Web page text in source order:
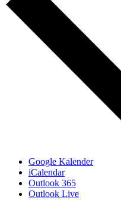
Google Kalender
iCalendar
Outlook 365
Outlook Live